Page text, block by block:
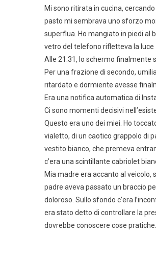
Mi sono ritirata in cucina,
pasto mi sembrava uno sforzo
superflua. Ho mangiato in piedi al
vetro del telefono rifletteva la luce
Alle 21:31, lo schermo finalmente
Per una frazione di secondo,
ritardato e dormiente avesse
Era una notifica automatica di
Ci sono momenti decisivi
Questo era uno dei miei. Ho
vialetto, di un caotico grappolo di
vestito bianco, che premeva
c’era una scintillante cabriolet
Mia madre era accanto al veicolo,
padre aveva passato un braccio
doloroso. Sullo sfondo c’era
era stato detto di controllare la
dovrebbe conoscere cose